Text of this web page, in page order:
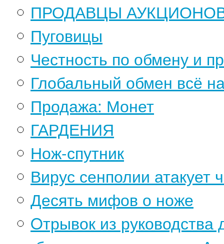
ПРОДАВЦЫ
Пуговицы
Честность по обмену и
Глобальный обмен всё
Продажа: Монет
ГАРДЕНИЯ
Нож-спутник
Вирус сенполии атакует
Десять мифов о ноже
Oтрывок из